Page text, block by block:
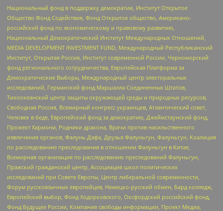
Национальный фонд в поддержку демократии, Институт Открытое
Общество Фонд Содействия, Фонд Открытое общество, Американо-
российский фонд по экономическому и правовому развитию,
Национальный Демократический Институт Международных Отношений,
MEDIA DEVELOPMENT INVESTMENT FUND, Международный Республиканский
Институт, Открытая Россия, Институт современной России, Черноморский
фонд регионального сотрудничества, Европейская Платформа за
Демократические Выборы, Международный центр электоральных
исследований, Германский фонд Маршалла Соединенных Штатов,
Тихоокеанский центр защиты окружающей среды и природных ресурсов,
Свободная Россия, Всемирный конгресс украинцев, Атлантический совет,
Человек в беде, Европейский фонд за демократию, Джеймстаунский фонд,
Прожект Хармони, Родники дракона, Врачи против насильственного
извлечения органов, Фалунь Дафа, Друзья Фалуньгун, Фалуньгун, Коалиция
по расследованию преследования в отношении Фалуньгун в Китае,
Всемирная организация по расследованию преследований Фалуньгун,
Пражский гражданский центр, Ассоциация школ политических
исследований при Совете Европы, Центр либеральной современности,
Форум русскоязычных европейцев, Немецко-русский обмен, Бард колледж,
Европейский выбор, Фонд Ходорковского, Оксфордский российский фонд,
Фонд Будущее России, Компания свободы информации, Проект Медиа,